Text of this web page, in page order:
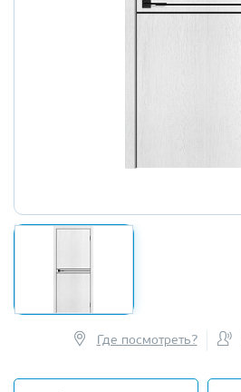
Где посмотреть?